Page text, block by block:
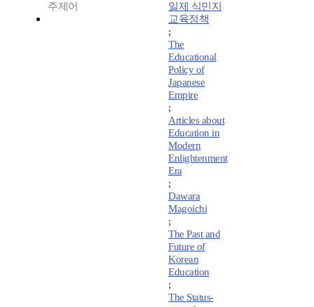
주제어
일제 식민지
교육정책
;
The
Educational
Policy of
Japanese
Empire
;
Articles about
Education in
Modern
Enlightenment
Era
;
Dawara
Magoichi
;
The Past and
Future of
Korean
Education
;
The Status-